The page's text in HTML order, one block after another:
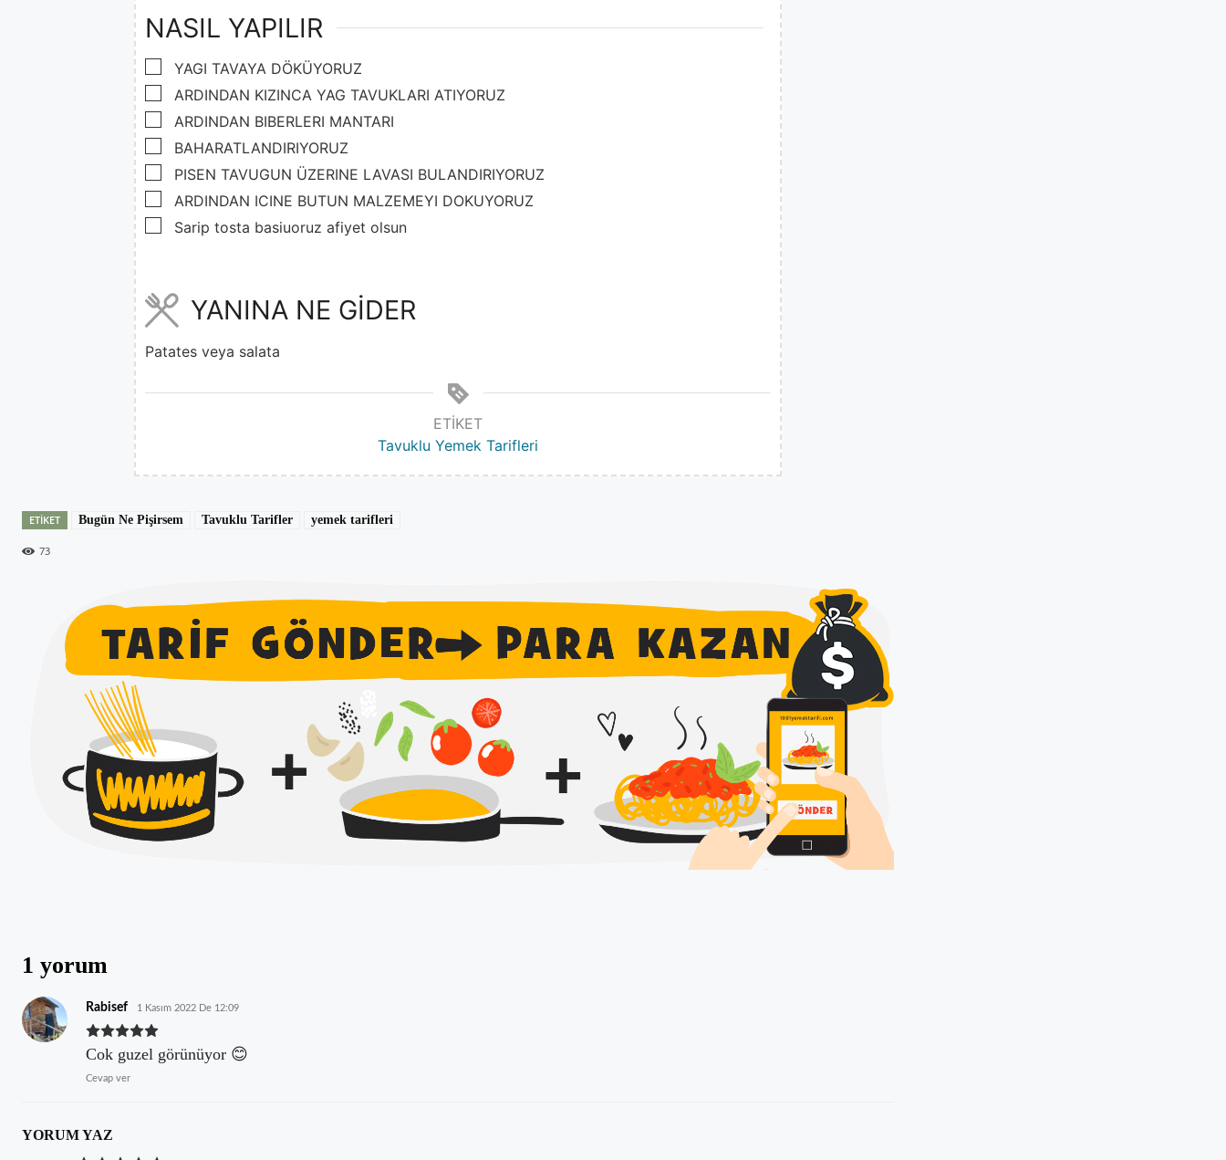
NASIL YAPILIR
▢
YAGI TAVAYA DÖKÜYORUZ
▢
ARDINDAN KIZINCA YAG TAVUKLARI ATIYORUZ
▢
ARDINDAN BIBERLERI MANTARI
▢
BAHARATLANDIRIYORUZ
▢
PISEN TAVUGUN ÜZERINE LAVASI BULANDIRIYORUZ
▢
ARDINDAN ICINE BUTUN MALZEMEYI DOKUYORUZ
▢
Sarip tosta basiuoruz afiyet olsun
YANINA NE GİDER
Patates veya salata
ETIKET
Tavuklu Yemek Tarifleri
ETIKET Bugün Ne Pişirsem Tavuklu Tarifler yemek tarifleri
73
1 yorum
Rabisef 1 Kasım 2022 De 12:09
Cok guzel görünüyor 😊
Cevap ver
YORUM YAZ